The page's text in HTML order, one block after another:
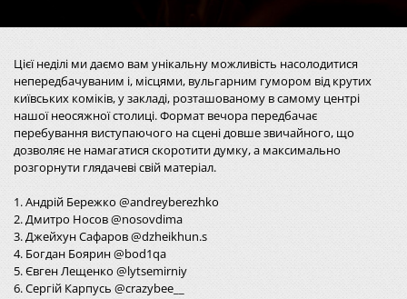
Цієї неділі ми даємо вам унікальну можливість насолодитися
непередбачуваним і, місцями, вульгарним гумором від крутих
київських коміків, у закладі, розташованому в самому центрі
нашої неосяжної столиці. Формат вечора передбачає
перебування виступаючого на сцені довше звичайного, що
дозволяє не намагатися скоротити думку, а максимально
розгорнути глядачеві свій матеріал.
1. Андрій Бережко @andreyberezhko
2. Дмитро Носов @nosovdima
3. Джейхун Сафаров @dzheikhun.s
4. Богдан Боярин @bod1qa
5. Євген Лещенко @lytsemirniy
6. Сергій Карпусь @crazybee__